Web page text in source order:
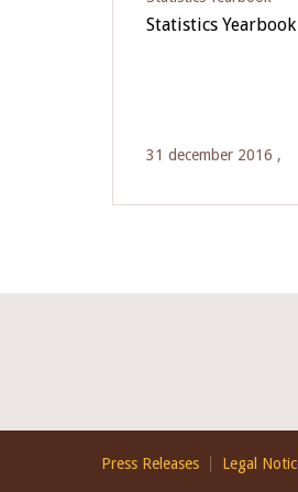
Statistics
31 december 2016 ,
Footer
EN
Press Releases Legal